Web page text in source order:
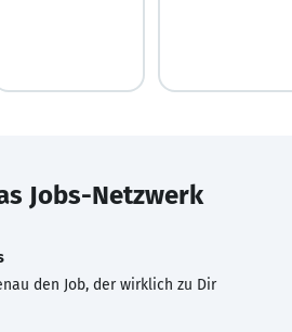
Jobs-Netzwerk
den Job, der wirklich zu Dir